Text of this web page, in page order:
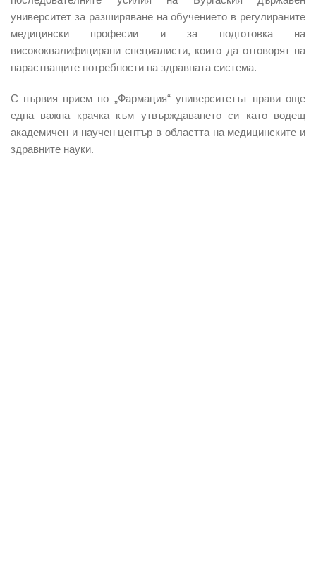
университет за разширяване на обучението в регулираните
медицински професии и за подготовка на
висококвалифицирани специалисти, които да отговорят на
нарастващите потребности на здравната система.
С първия прием по „Фармация“ университетът прави още
една важна крачка към утвърждаването си като водещ
академичен и научен център в областта на медицинските и
здравните науки.